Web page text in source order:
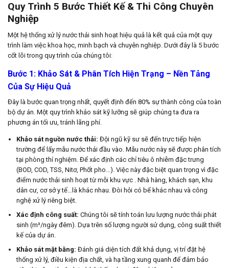
Quy Trình 5 Bước Thiết Kế & Thi Công Chuyên
Nghiệp
Một hệ thống xử lý nước thải sinh hoạt hiệu quả là kết quả của một quy
trình làm việc khoa học, minh bạch và chuyên nghiệp. Dưới đây là 5 bước
cốt lõi trong quy trình của chúng tôi:
Bước 1: Khảo Sát & Phân Tích Hiện Trạng – Nền Tảng
Của Sự Hiệu Quả
Đây là bước quan trọng nhất, quyết định đến 80% sự thành công của toàn
bộ dự án. Một quy trình khảo sát kỹ lưỡng sẽ giúp chúng ta đưa ra
phương án tối ưu, tránh lãng phí.
Khảo sát nguồn nước thải: Đội ngũ kỹ sư sẽ đến trực tiếp hiện
trường để lấy mẫu nước thải đầu vào. Mẫu nước này sẽ được phân tích
tại phòng thí nghiệm. Để xác định các chỉ tiêu ô nhiễm đặc trưng
(BOD, COD, TSS, Nitơ, Phốt pho…). Việc này đặc biệt quan trọng vì đặc
điểm nước thải sinh hoạt từ mỗi khu vực . Nhà hàng, khách sạn, khu
dân cư, cơ sở y tế…là khác nhau. Đòi hỏi có bể khác nhau và công
nghệ xử lý riêng biệt.
Xác định công suất: Chúng tôi sẽ tính toán lưu lượng nước thải phát
sinh (m³/ngày đêm). Dựa trên số lượng người sử dụng, công suất thiết
kế của dự án.
Khảo sát mặt bằng: Đánh giá diện tích đất khả dụng, vị trí đặt hệ
thống xử lý, điều kiện địa chất, và hạ tầng xung quanh để đảm bảo